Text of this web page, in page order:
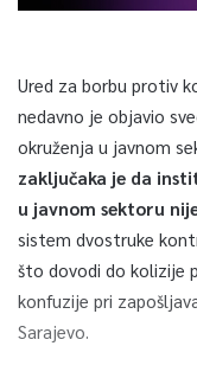
Ured za borbu protiv
nedavno je objavio
okruženja u javnom
zaključaka je da
u javnom sektoru
sistem dvostruke
što dovodi do kolizije
konfuzije pri
Sarajevo.